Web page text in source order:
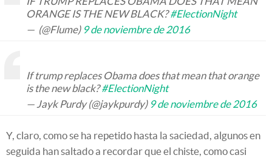
ORANGE IS THE NEW BLACK?#ElectionNight
— ㅤ (@Flume) 9 de noviembre de 2016
If trump replaces Obama does that mean that orange
is the new black?#ElectionNight
— Jayk Purdy (@jaykpurdy) 9 de noviembre de 2016
Y, claro, como se ha repetido hasta la saciedad, algunos en
seguida han saltado a recordar que el chiste, como casi